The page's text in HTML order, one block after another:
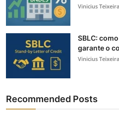
Vinicius Teixeira
SBLC:
garante o
Vinicius Teixeira
Recommended Posts